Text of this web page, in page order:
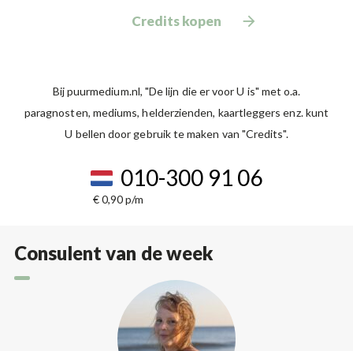
Credits kopen
Bij puurmedium.nl, "De lijn die er voor U is" met o.a.
paragnosten, mediums, helderzienden, kaartleggers enz. kunt
U bellen door gebruik te maken van "Credits".
010-300 91 06
€ 0,90 p/m
Consulent van de week